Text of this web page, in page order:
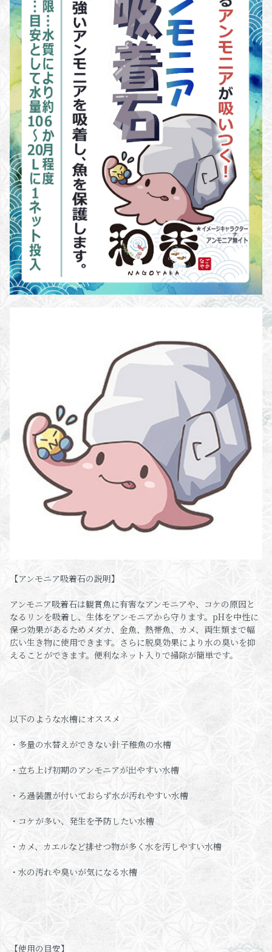
【アンモニア吸着石の説明】
アンモニア吸着石は観賞魚に有害なアンモニアや、コケの原因と
なるリンを吸着し、生体をアンモニアから守ります。pHを中性に
保つ効果があるためメダカ、金魚、熱帯魚、カメ、両生類まで幅
広い生き物に使用できます。さらに脱臭効果により水の臭いを抑
えることができます。便利なネット入りで掃除が簡単です。
以下のような水槽にオススメ
・多量の水替えができない針子稚魚の水槽
・立ち上げ初期のアンモニアが出やすい水槽
・ろ過装置が付いておらず水が汚れやすい水槽
・コケが多い、発生を予防したい水槽
・カメ、カエルなど排せつ物が多く水を汚しやすい水槽
・水の汚れや臭いが気になる水槽
【使用の目安】